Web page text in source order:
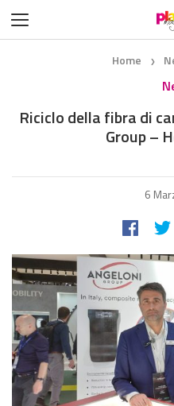
Home ❯
Riciclo della fibra di
Group –
6